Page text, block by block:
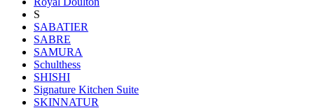
S
SABATIER
SABRE
SAMURA
Schulthess
SHISHI
Signature Kitchen Suite
SKINNATUR